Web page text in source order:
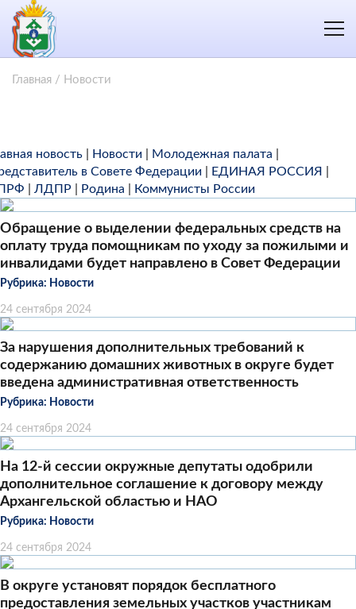
Главная / Новости
новость Новости Молодежная палата
в Совете Федерации
ЕДИНАЯ РОССИЯ
ЛДПР Родина Коммунисты России
Обращение о выделении федеральных средств на
оплату труда помощникам по уходу за пожилыми и
инвалидами будет направлено в Совет Федерации
Рубрика: Новости
24 сентября 2024
За нарушения дополнительных требований к
содержанию домашних животных в округе будет
введена административная ответственность
Рубрика: Новости
24 сентября 2024
На 12-й сессии окружные депутаты одобрили
дополнительное соглашение к договору между
Архангельской областью и НАО
Рубрика: Новости
24 сентября 2024
В округе установят порядок бесплатного
предоставления земельных участков участникам